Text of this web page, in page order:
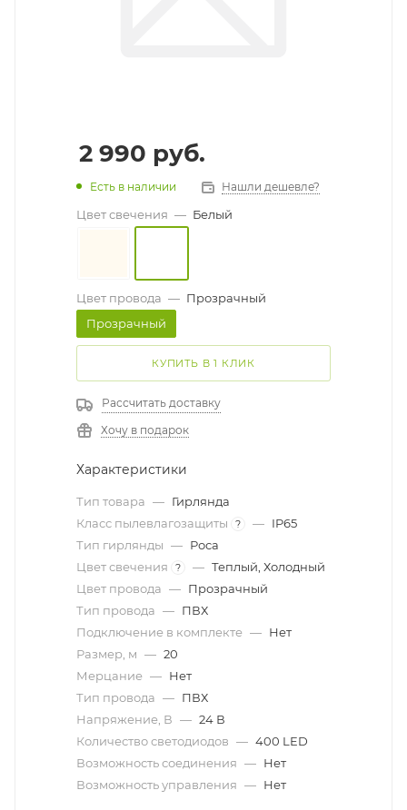
2 990 руб.
Есть в наличии Нашли дешевле?
Цвет свечения — Белый
Цвет провода — Прозрачный
Прозрачный
КУПИТЬ В 1 КЛИК
Рассчитать доставку
Хочу в подарок
Характеристики
Тип товара — Гирлянда
Класс пылевлагозащиты
? — IP65
Тип гирлянды — Роса
Цвет свечения
? — Теплый, Холодный
Цвет провода — Прозрачный
Тип провода — ПВХ
Подключение в комплекте — Нет
Размер, м — 20
Мерцание — Нет
Тип провода — ПВХ
Напряжение, В — 24 В
Количество светодиодов — 400 LED
Возможность соединения — Нет
Возможность управления — Нет